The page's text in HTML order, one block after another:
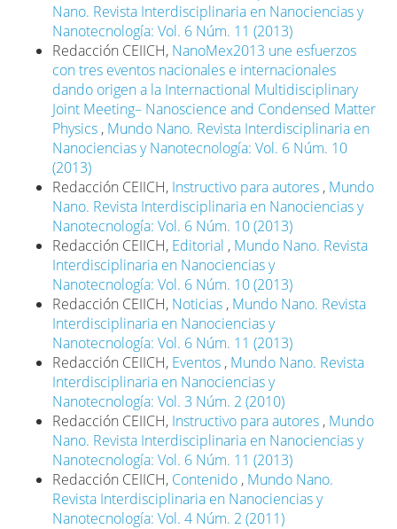
Nano. Revista Interdisciplinaria en Nanociencias y
Nanotecnología: Vol. 6 Núm. 11 (2013)
Redacción CEIICH, NanoMex2013 une esfuerzos
con tres eventos nacionales e internacionales
dando origen a la Internactional Multidisciplinary
Joint Meeting– Nanoscience and Condensed Matter
Physics , Mundo Nano. Revista Interdisciplinaria en
Nanociencias y Nanotecnología: Vol. 6 Núm. 10
(2013)
Redacción CEIICH, Instructivo para autores , Mundo
Nano. Revista Interdisciplinaria en Nanociencias y
Nanotecnología: Vol. 6 Núm. 10 (2013)
Redacción CEIICH, Editorial , Mundo Nano. Revista
Interdisciplinaria en Nanociencias y
Nanotecnología: Vol. 6 Núm. 10 (2013)
Redacción CEIICH, Noticias , Mundo Nano. Revista
Interdisciplinaria en Nanociencias y
Nanotecnología: Vol. 6 Núm. 11 (2013)
Redacción CEIICH, Eventos , Mundo Nano. Revista
Interdisciplinaria en Nanociencias y
Nanotecnología: Vol. 3 Núm. 2 (2010)
Redacción CEIICH, Instructivo para autores , Mundo
Nano. Revista Interdisciplinaria en Nanociencias y
Nanotecnología: Vol. 6 Núm. 11 (2013)
Redacción CEIICH, Contenido , Mundo Nano.
Revista Interdisciplinaria en Nanociencias y
Nanotecnología: Vol. 4 Núm. 2 (2011)